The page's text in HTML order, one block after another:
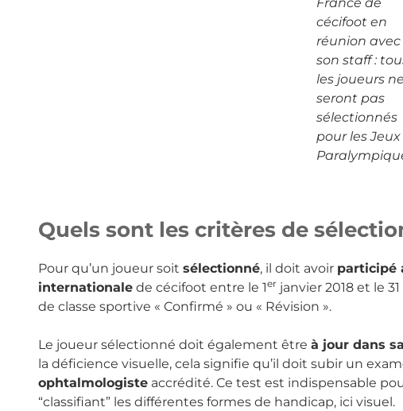
cécifoot en
réunion avec
son staff :
les joueurs ne
seront pas
sélectionnés
pour les Jeux
Quels sont les critères de
Pour qu’un joueur soit sélectionné, il doit avoir participé
internationale de cécifoot entre le 1er janvier 2018 et le
de classe sportive « Confirmé » ou « Révision ».
Le joueur sélectionné doit également être à jour dans
la déficience visuelle, cela signifie qu’il doit subir un
ophtalmologiste accrédité. Ce test est indispensable
“classifiant” les différentes formes de handicap, ici visuel.